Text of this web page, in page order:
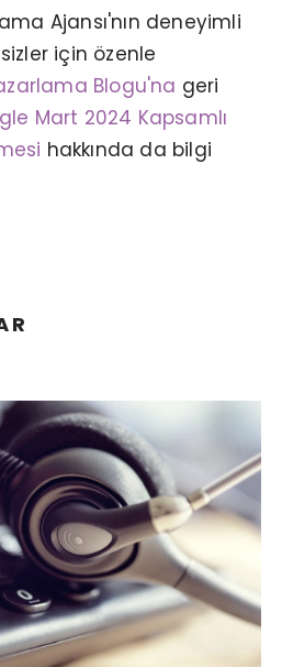
Ajansı'nın deneyimli
için özenle
Blogu'na geri
Mart 2024 Kapsamlı
hakkında da bilgi
ÖLDÜ MÜ?
SITELER - 2020